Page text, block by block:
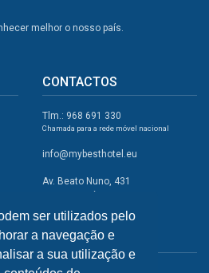
ser utilizados pelo
a navegação e
a sua utilização e
melhor o nosso país.
CONTACTOS
Tlm.: 968 691 330
Chamada para a rede móvel nacional
info@mybesthotel.eu
Av. Beato Nuno, 431
REDES SOCIAIS